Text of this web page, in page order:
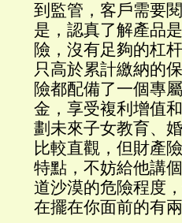
到監管，客戶需要
是，認真了解產品
險，沒有足夠的杠
只高於累計繳納的
險都配備了一個專
金，享受複利增值
劃未來子女教育、
比較直觀，但財產
特點，不妨給他講
道沙漠的危險程度
在擺在你面前的有兩